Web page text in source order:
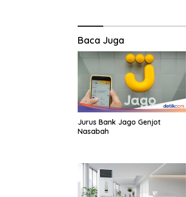
Baca Juga
Jurus Bank Jago Genjot
Nasabah